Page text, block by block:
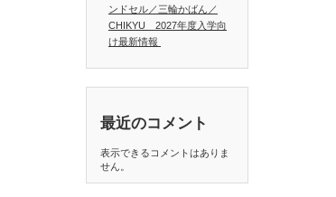
ンドセル／三輪かばん／
CHIKYU 2027年度入学向
け最新情報
最近のコメント
表示できるコメントはありま
せん。